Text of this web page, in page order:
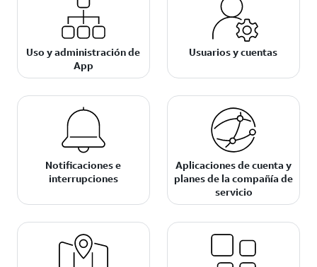
Uso y administración de
App
Usuarios y cuentas
Notificaciones e
interrupciones
Aplicaciones de cuenta y
planes de la compañía de
servicio